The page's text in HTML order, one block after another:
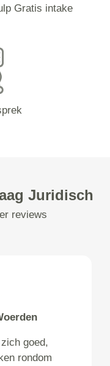
Gratis intake
Juridisch
reviews
goed,
rondom